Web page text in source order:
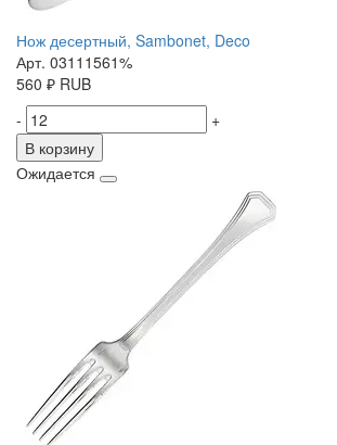
Нож десертный, Sambonet, Deco
Арт. 03111561%
560 ₽ RUB
-
+
В корзину
Ожидается